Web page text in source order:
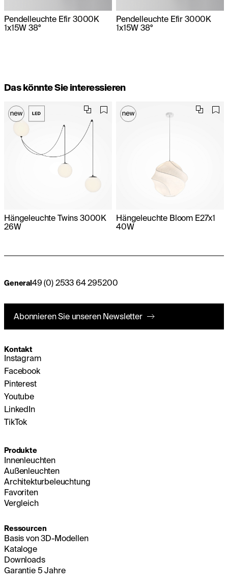
Pendelleuchte Efir 3000K
1x15W 38°
Pendelleuchte Efir 3000K
1x15W 38°
Das könnte Sie interessieren
Hängeleuchte Twins 3000K
26W
Hängeleuchte Bloom E27x1
40W
General49 (0) 2533 64 295200
Abonnieren Sie unseren Newsletter
Kontakt
Instagram
Facebook
Pinterest
Youtube
LinkedIn
TikTok
Produkte
Innenleuchten
Außenleuchten
Architekturbeleuchtung
Favoriten
Vergleich
Ressourcen
Basis von 3D-Modellen
Kataloge
Downloads
Garantie 5 Jahre